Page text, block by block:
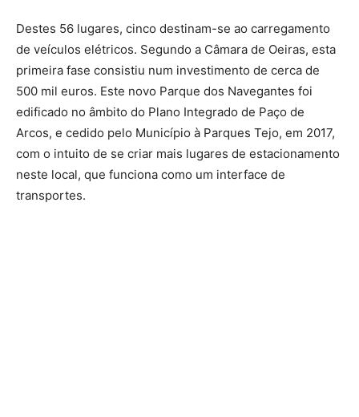
Destes 56 lugares, cinco destinam-se ao carregamento
de veículos elétricos. Segundo a Câmara de Oeiras, esta
primeira fase consistiu num investimento de cerca de
500 mil euros. Este novo Parque dos Navegantes foi
edificado no âmbito do Plano Integrado de Paço de
Arcos, e cedido pelo Município à Parques Tejo, em 2017,
com o intuito de se criar mais lugares de estacionamento
neste local, que funciona como um interface de
transportes.